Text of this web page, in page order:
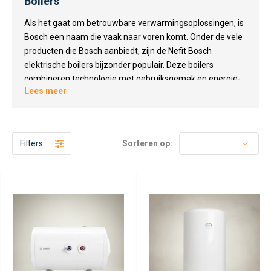
Als het gaat om betrouwbare verwarmingsoplossingen, is
Bosch een naam die vaak naar voren komt. Onder de vele
producten die Bosch aanbiedt, zijn de Nefit Bosch
elektrische boilers bijzonder populair. Deze boilers
combineren technologie met gebruiksgemak en energie-
efficiëntie, wat ze tot een uitstekende keuze maakt voor
Wat zijn Nefit Bosch Elektrische Boilers?
Nefit Bosch elektrische boilers zijn ontworpen om een
uitgaat naar een elektrische oplossing. Met hun compacte
formaat passen ze gemakkelijk in verschillende ruimtes,
waardoor ze zeer veelzijdig zijn.
Voordelen van Nefit Bosch Elektrische
Lees meer
Filters Sorteren op: